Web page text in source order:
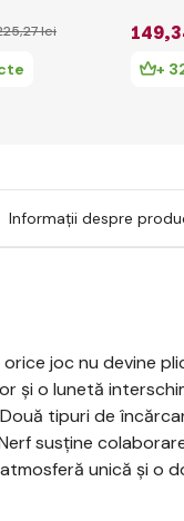
,27 lei 149
+
Informații despre
joc nu devine
și o lunetă
tipuri de
susține
unică și o